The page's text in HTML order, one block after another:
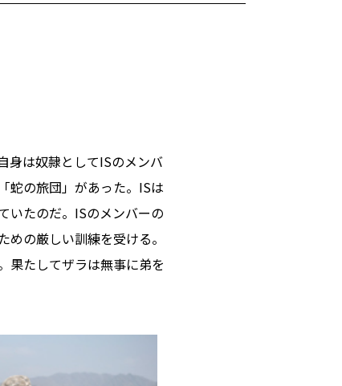
身は奴隷としてISのメンバ
蛇の旅団」があった。ISは
いたのだ。ISのメンバーの
の厳しい訓練を受ける。
果たしてザラは無事に弟を